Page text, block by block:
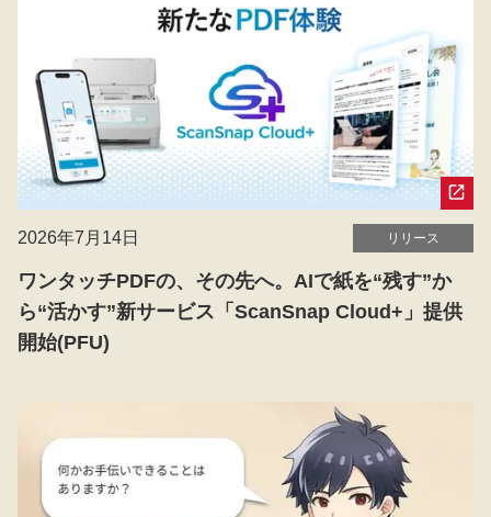
ワンタッチPDFの、その先へ。AIで紙を“残す”か
ら“活かす”新サービス「ScanSnap Cloud+」提供
開始(PFU)
2026年7月14日 リリース